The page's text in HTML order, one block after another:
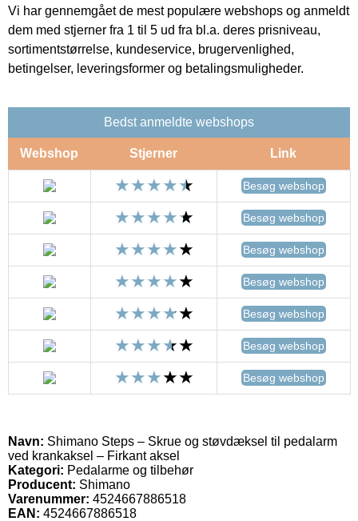
Vi har gennemgået de mest populære webshops og anmeldt
dem med stjerner fra 1 til 5 ud fra bl.a. deres prisniveau,
sortimentstørrelse, kundeservice, brugervenlighed,
betingelser, leveringsformer og betalingsmuligheder.
Bedst anmeldte webshops
Webshop Stjerner Link
Besøg webshop
Besøg webshop
Besøg webshop
Besøg webshop
Besøg webshop
Besøg webshop
Besøg webshop
Navn: Shimano Steps – Skrue og støvdæksel til pedalarm
ved krankaksel – Firkant aksel
Kategori: Pedalarme og tilbehør
Producent: Shimano
Varenummer: 4524667886518
EAN: 4524667886518